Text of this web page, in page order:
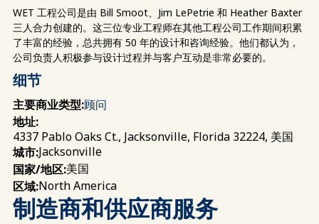
WET 工程公司是由 Bill Smoot、Jim LePetrie 和 Heather Baxter
三人合力创建的。这三位专业工程师在其他工程公司工作期间积累
了丰富的经验，总共拥有 50 年的设计和咨询经验。他们都认为，
公司负责人积极参与设计过程并与客户互动是非常必要的。
细节
主要商业类型:顾问
地址:
4337 Pablo Oaks Ct., Jacksonville, Florida 32224, 美国
城市:Jacksonville
国家/地区:美国
区域:North America
制造商和供应商服务